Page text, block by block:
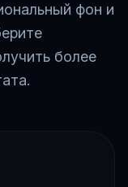
фон и
более